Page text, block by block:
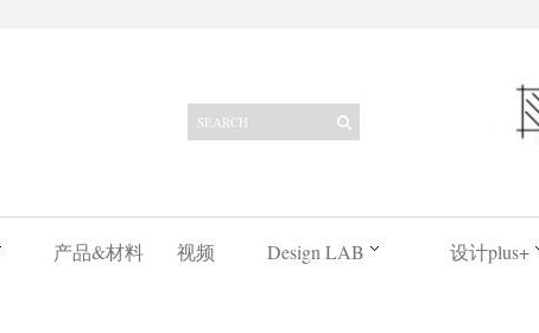
产品&材料 视频 Design LAB 设计plus+